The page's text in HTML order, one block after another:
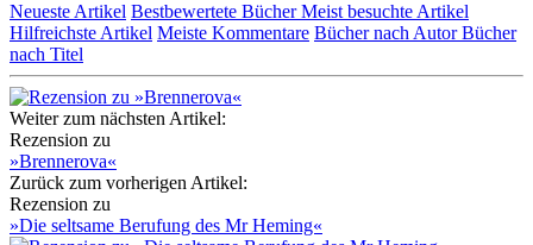
Neueste Artikel Bestbewertete BücherMeist besuchte Artikel
Hilfreichste Artikel Meiste Kommentare Bücher nach AutorBücher
nach Titel
Weiter zum nächsten Artikel:
Rezension zu
»Brennerova«
Zurück zum vorherigen Artikel:
Rezension zu
»Die seltsame Berufung des Mr Heming«